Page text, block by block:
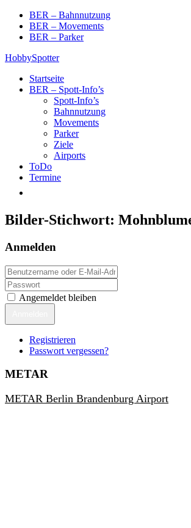
Skip
content
BER – Bahnnutzung
BER – Movements
BER – Parker
HobbySpotter
Startseite
BER – Spott-Info’s
Spott-Info’s
Bahnnutzung
Movements
Parker
Ziele
Airports
ToDo
Termine
Bilder-Stichwort:
Anmelden
Angemeldet bleiben
Registrieren
Passwort vergessen?
METAR
METAR Berlin Brandenburg Airport